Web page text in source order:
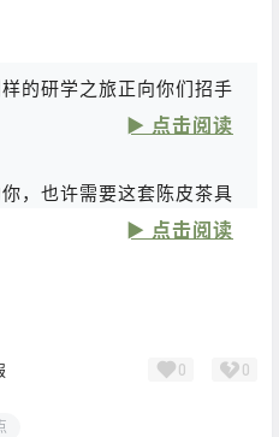
的研学之旅正向你们招手
► 点击阅读
，也许需要这套陈皮茶具
► 点击阅读
0 0